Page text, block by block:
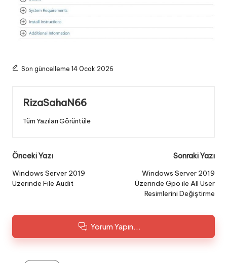
Son güncelleme 14 Ocak 2026
RizaSahaN66
Tüm Yazıları Görüntüle
Post
navigation
Önceki Yazı
Windows Server 2019
Üzerinde File Audit
Sonraki Yazı
Windows Server 2019
Üzerinde Gpo ile All User
Resimlerini Değiştirme
Yorum Yapın...